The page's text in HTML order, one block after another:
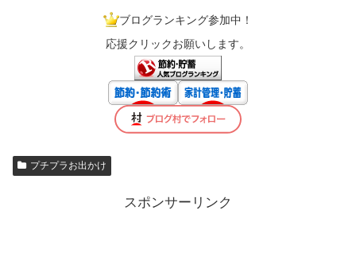
ブログランキング参加中！
応援クリックお願いします。
プチプラお出かけ
スポンサーリンク